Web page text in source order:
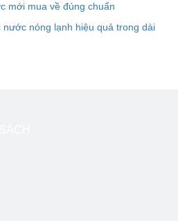
mới mua về đúng chuẩn
nước nóng lạnh hiệu quả trong dài